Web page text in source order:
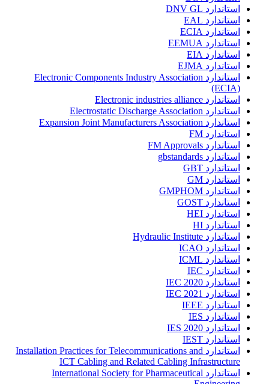
استاندارد DNV GL
استاندارد EAL
استاندارد ECIA
استاندارد EEMUA
استاندارد EIA
استاندارد EJMA
استاندارد Electronic Components Industry Association
(ECIA)
استاندارد Electronic industries alliance
استاندارد Electrostatic Discharge Association
استاندارد Expansion Joint Manufacturers Association
استاندارد FM
استاندارد FM Approvals
استاندارد gbstandards
استاندارد GBT
استاندارد GM
استاندارد GMPHOM
استاندارد GOST
استاندارد HEI
استاندارد HI
استاندارد Hydraulic Institute
استاندارد ICAO
استاندارد ICML
استاندارد IEC
استاندارد IEC 2020
استاندارد IEC 2021
استاندارد IEEE
استاندارد IES
استاندارد IES 2020
استاندارد IEST
استاندارد Installation Practices for Telecommunications and
ICT Cabling and Related Cabling Infrastructure
استاندارد International Society for Pharmaceutical